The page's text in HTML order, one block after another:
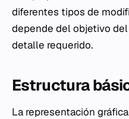
diferentes tipos de
depende del objetivo
detalle requerido.
Estructura
La representación